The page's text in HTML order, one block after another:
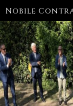
Nobile